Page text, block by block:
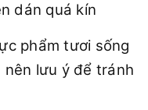
dán quá kín
phẩm tươi sống
nên lưu ý để tránh